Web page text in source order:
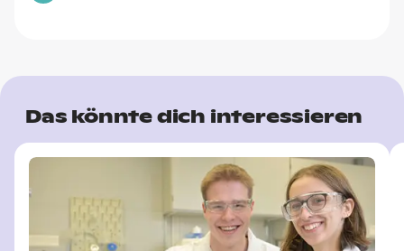
Das könnte dich interessieren